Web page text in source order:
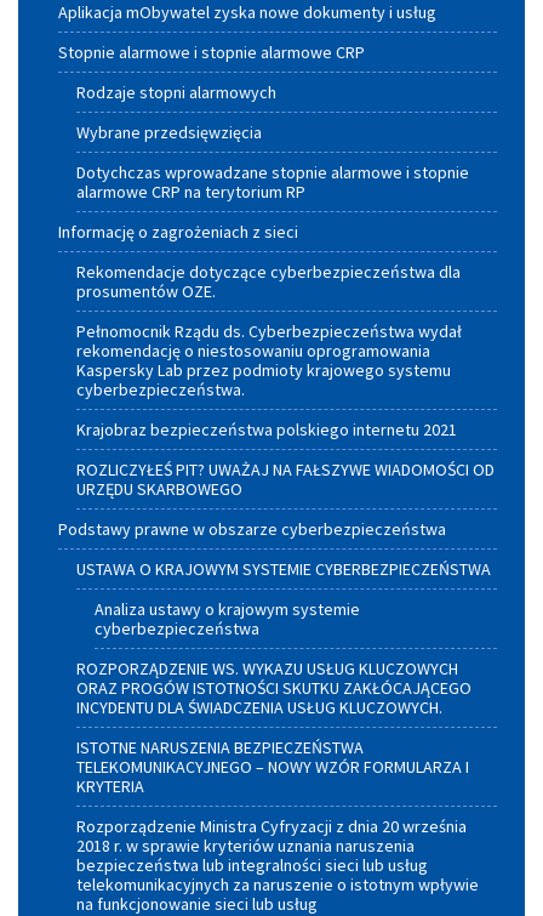
Aplikacja mObywatel zyska nowe dokumenty i usług
Stopnie alarmowe i stopnie alarmowe CRP
Rodzaje stopni alarmowych
Wybrane przedsięwzięcia
Dotychczas wprowadzane stopnie alarmowe i stopnie
alarmowe CRP na terytorium RP
Informację o zagrożeniach z sieci
Rekomendacje dotyczące cyberbezpieczeństwa dla
prosumentów OZE.
Pełnomocnik Rządu ds. Cyberbezpieczeństwa wydał
rekomendację o niestosowaniu oprogramowania
Kaspersky Lab przez podmioty krajowego systemu
cyberbezpieczeństwa.
Krajobraz bezpieczeństwa polskiego internetu 2021
ROZLICZYŁEŚ PIT? UWAŻAJ NA FAŁSZYWE WIADOMOŚCI OD
URZĘDU SKARBOWEGO
Podstawy prawne w obszarze cyberbezpieczeństwa
USTAWA O KRAJOWYM SYSTEMIE CYBERBEZPIECZEŃSTWA
Analiza ustawy o krajowym systemie
cyberbezpieczeństwa
ROZPORZĄDZENIE WS. WYKAZU USŁUG KLUCZOWYCH
ORAZ PROGÓW ISTOTNOŚCI SKUTKU ZAKŁÓCAJĄCEGO
INCYDENTU DLA ŚWIADCZENIA USŁUG KLUCZOWYCH.
ISTOTNE NARUSZENIA BEZPIECZEŃSTWA
TELEKOMUNIKACYJNEGO – NOWY WZÓR FORMULARZA I
KRYTERIA
Rozporządzenie Ministra Cyfryzacji z dnia 20 września
2018 r. w sprawie kryteriów uznania naruszenia
bezpieczeństwa lub integralności sieci lub usług
telekomunikacyjnych za naruszenie o istotnym wpływie
na funkcjonowanie sieci lub usług